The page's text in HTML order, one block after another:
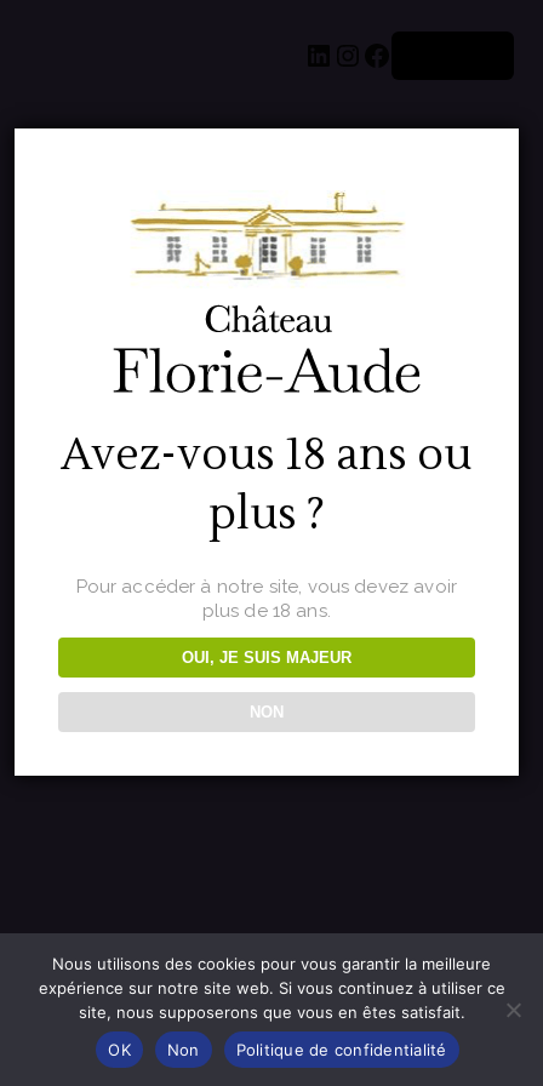
Pardon pour le
dérangement !
Nous travaillons
sur quelque chose
de fantastique –
revenez bientôt !
Nous utilisons des cookies pour vous garantir la meilleure
expérience sur notre site web. Si vous continuez à utiliser ce
site, nous supposerons que vous en êtes satisfait.
OK
Non Politique de confidentialité
Français
Avez-vous 18 ans ou
plus ?
Pour accéder à notre site, vous devez avoir
plus de 18 ans.
OUI, JE SUIS MAJEUR
NON